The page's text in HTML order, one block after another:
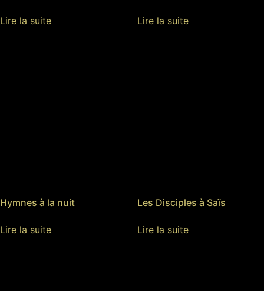
Lire la suite Lire la suite
Hymnes à la nuit
Lire la suite
Les Disciples à Saïs
Lire la suite